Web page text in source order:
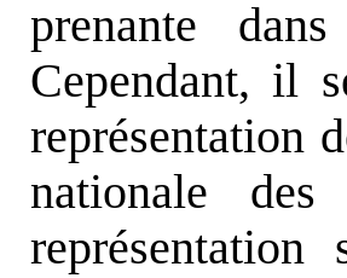
prenante
Cependant, il
représentation
nationale
représentation